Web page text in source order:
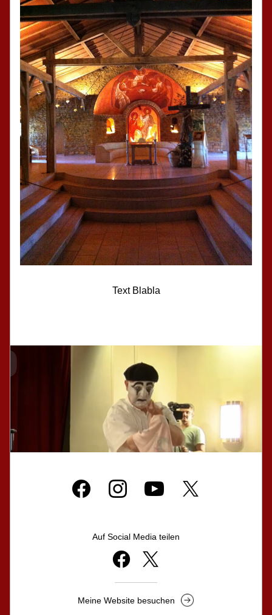
Text Blabla
Auf Social Media teilen
Meine Website besuchen